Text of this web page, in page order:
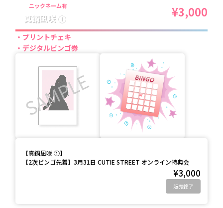
ニックネーム有
真鍋凪咲 ① ¥3,000
プリントチェキ
デジタルビンゴ券
【真鍋凪咲 ①】
【2次ビンゴ先着】3月31日 CUTIE STREET オンライン特典会
¥3,000
販売終了